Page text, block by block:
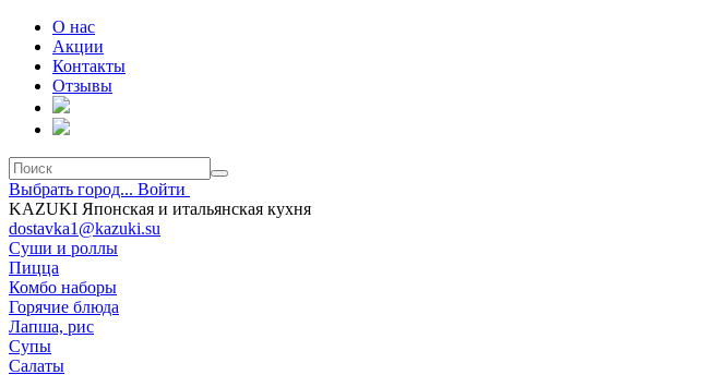
О нас
Акции
Контакты
Отзывы
Выбрать город... Войти
KAZUKI Японская и итальянская кухня
dostavka1@kazuki.su
Суши и роллы
Пицца
Комбо наборы
Горячие блюда
Лапша, рис
Супы
Салаты